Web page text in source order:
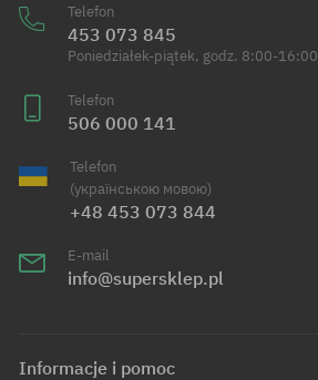
Telefon
453 073 845
Poniedziałek-piątek, godz. 8:00-16:00
Telefon
506 000 141
Telefon
(українською мовою)
+48 453 073 844
E-mail
info@supersklep.pl
Informacje i pomoc